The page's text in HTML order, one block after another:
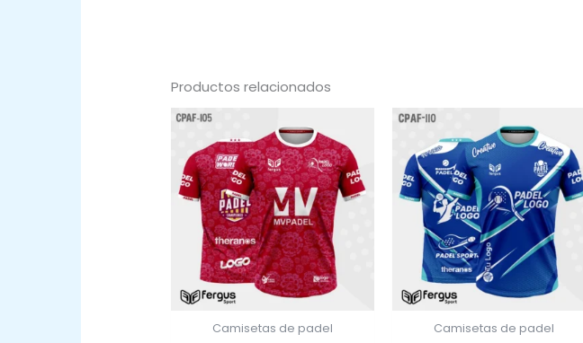
Productos relacionados
Camisetas de padel Camisetas de padel